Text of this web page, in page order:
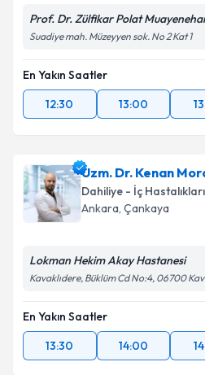
Prof. Dr. Zülfikar Polat
Suadiye mah. Müzeyyen sok. No 2 Kat 1
En Yakın Saatler
12:30
13:00
Uzm. Dr. Kenan
Dahiliye - İç Hastalıkları
Ankara, Çankaya
Lokman Hekim Akay Hastanesi
Kavaklıdere, Büklüm Cd No:4, 06700
En Yakın Saatler
13:30
14:00